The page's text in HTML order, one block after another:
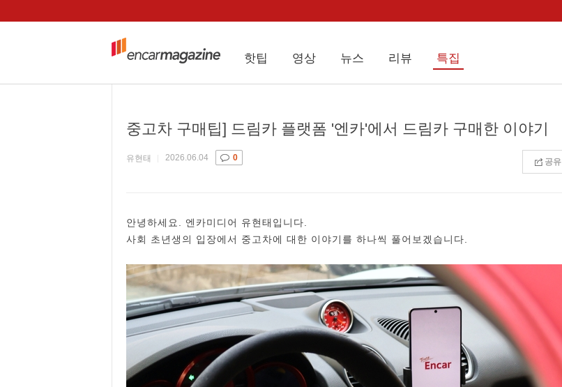
핫팁 영상 뉴스 리뷰 특집
중고차 구매팁] 드림카 플랫폼 '엔카'에서 드림카 구매한 이야기
유현태 2026.06.04 0 공유
안녕하세요. 엔카미디어 유현태입니다.
사회 초년생의 입장에서 중고차에 대한 이야기를 하나씩 풀어보겠습니다.